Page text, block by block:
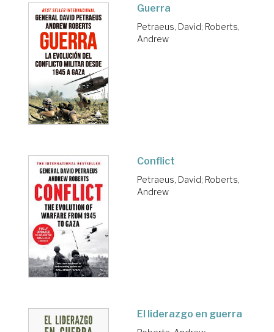
Guerra
Petraeus, David; Roberts,
Andrew
Conflict
Petraeus, David; Roberts,
Andrew
El liderazgo en guerra